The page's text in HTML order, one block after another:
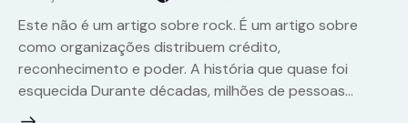
Este não é um artigo sobre rock. É um artigo sobre
como organizações distribuem crédito,
reconhecimento e poder. A história que quase foi
esquecida Durante décadas, milhões de pessoas…